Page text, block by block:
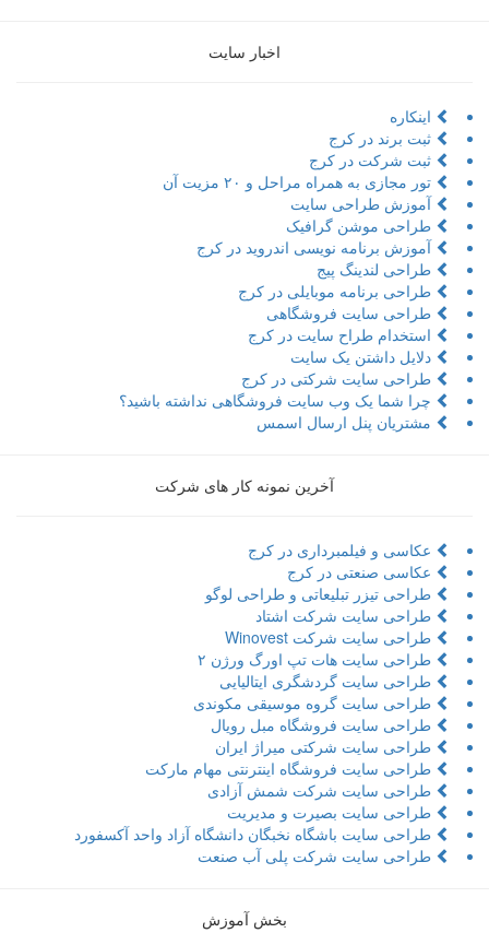
اخبار سایت
اینکاره
ثبت برند در کرج
ثبت شرکت در کرج
تور مجازی به همراه مراحل و ۲۰ مزیت آن
آموزش طراحی سایت
طراحی موشن گرافیک
آموزش برنامه نویسی اندروید در کرج
طراحی لندینگ پیج
طراحی برنامه موبایلی در کرج
طراحی سایت فروشگاهی
استخدام طراح سایت در کرج
دلایل داشتن یک سایت
طراحی سایت شرکتی در کرج
چرا شما یک وب سایت فروشگاهی نداشته باشید؟
مشتریان پنل ارسال اسمس
آخرین نمونه کار های شرکت
عکاسی و فیلمبرداری در کرج
عکاسی صنعتی در کرج
طراحی تیزر تبلیعاتی و طراحی لوگو
طراحی سایت شرکت اشتاد
طراحی سایت شرکت Winovest
طراحی سایت هات تپ اورگ ورژن ۲
طراحی سایت گردشگری ایتالیایی
طراحی سایت گروه موسیقی مکوندی
طراحی سایت فروشگاه مبل رویال
طراحی سایت شرکتی میراژ ایران
طراحی سایت فروشگاه اینترنتی مهام مارکت
طراحی سایت شرکت شمش آزادی
طراحی سایت بصیرت و مدیریت
طراحی سایت باشگاه نخبگان دانشگاه آزاد واحد آکسفورد
طراحی سایت شرکت پلی آب صنعت
بخش آموزش